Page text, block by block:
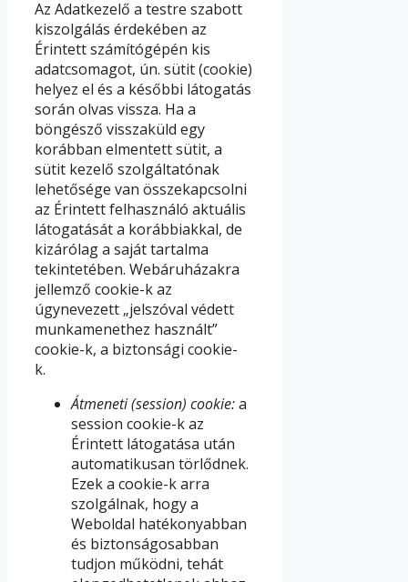
Az Adatkezelő a testre szabott
kiszolgálás érdekében az
Érintett számítógépén kis
adatcsomagot, ún. sütit (cookie)
helyez el és a későbbi látogatás
során olvas vissza. Ha a
böngésző visszaküld egy
korábban elmentett sütit, a
sütit kezelő szolgáltatónak
lehetősége van összekapcsolni
az Érintett felhasználó aktuális
látogatását a korábbiakkal, de
kizárólag a saját tartalma
tekintetében. Webáruházakra
jellemző cookie-k az
úgynevezett „jelszóval védett
munkamenethez használt”
cookie-k, a biztonsági cookie-
k.
Átmeneti (session) cookie:a
session cookie-k az
Érintett látogatása után
automatikusan törlődnek.
Ezek a cookie-k arra
szolgálnak, hogy a
Weboldal hatékonyabban
és biztonságosabban
tudjon működni, tehát